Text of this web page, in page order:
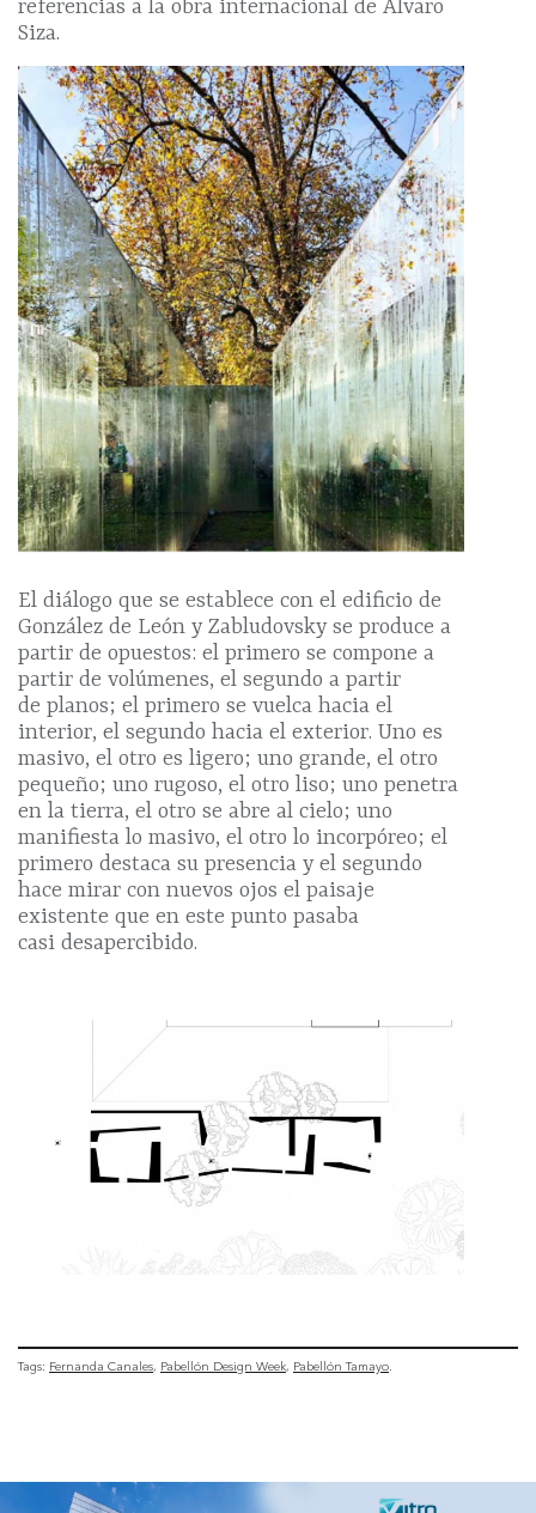
referencias a la obra internacional de Álvaro
Siza.
El diálogo que se establece con el edificio de
González de León y Zabludovsky se produce a
partir de opuestos: el primero se compone a
partir de volúmenes, el segundo a partir
de planos; el primero se vuelca hacia el
interior, el segundo hacia el exterior. Uno es
masivo, el otro es ligero; uno grande, el otro
pequeño; uno rugoso, el otro liso; uno penetra
en la tierra, el otro se abre al cielo; uno
manifiesta lo masivo, el otro lo incorpóreo; el
primero destaca su presencia y el segundo
hace mirar con nuevos ojos el paisaje
existente que en este punto pasaba
casi desapercibido.
Tags: Fernanda Canales Pabellón Design Week Pabellón Tamayo